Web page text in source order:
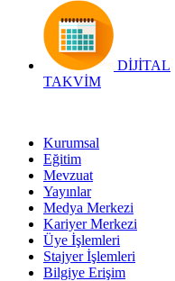
DİJİTAL
TAKVİM
Kurumsal
Eğitim
Mevzuat
Yayınlar
Medya Merkezi
Kariyer Merkezi
Üye İşlemleri
Stajyer İşlemleri
Bilgiye Erişim